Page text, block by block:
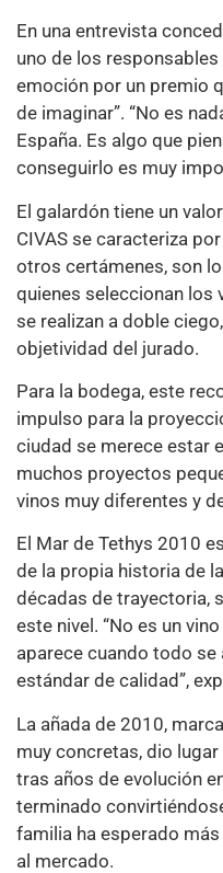
En una entrevista
uno de los
emoción por un premio
de imaginar”. “No es
España. Es algo que
conseguirlo es muy
El galardón tiene un
CIVAS se caracteriza
otros certámenes, son
quienes seleccionan los
se realizan a doble
objetividad del jurado.
Para la bodega, este
impulso para la
ciudad se merece estar
muchos proyectos
vinos muy diferentes y
El Mar de Tethys 2010
de la propia historia de
décadas de trayectoria,
este nivel. “No es un
aparece cuando todo se
estándar de calidad”,
La añada de 2010,
muy concretas, dio
tras años de evolución
terminado
familia ha esperado
al mercado.